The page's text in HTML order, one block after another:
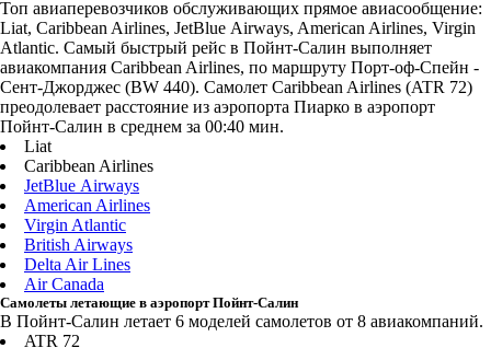
Топ авиаперевозчиков обслуживающих прямое авиасообщение:
Liat, Caribbean Airlines, JetBlue Airways, American Airlines, Virgin
Atlantic. Самый быстрый рейс в Пойнт-Салин выполняет
авиакомпания Caribbean Airlines, по маршруту Порт-оф-Спейн -
Сент-Джорджес (BW 440). Самолет Caribbean Airlines (ATR 72)
преодолевает расстояние из аэропорта Пиарко в аэропорт
Пойнт-Салин в среднем за 00:40 мин.
Liat
Caribbean Airlines
JetBlue Airways
American Airlines
Virgin Atlantic
British Airways
Delta Air Lines
Air Canada
Самолеты летающие в аэропорт Пойнт-Салин
В Пойнт-Салин летает 6 моделей самолетов от 8 авиакомпаний.
ATR 72